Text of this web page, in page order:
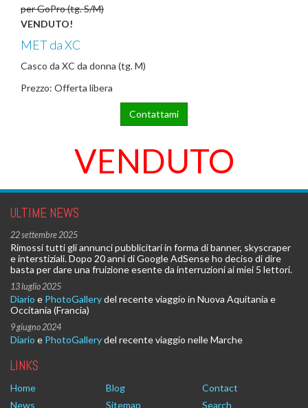
per GoPro (tg. S/M)
VENDUTO!
MET da XC
Casco da XC da donna (tg. M)
Prezzo: Offerta libera
Contattami
VENDUTO
ULTIME NEWS
22 settembre 2025
Rimossi tutti gli annunci pubblicitari in forma di banner, skyscraper
e interstiziali. Dopo 20 anni di Google AdSense ho deciso di dire
basta per dare una fruizione esente da interruzioni ai miei 5 lettori.
13 luglio 2025
Diario e PhotoGallerydel recente viaggio in Nuova Aquitania e
Occitania (Francia)
9 giugno 2024
Diario e PhotoGallerydel recente viaggio nelle Marche
LINKS
Home Blog
Contact
News
Sitemap
Search